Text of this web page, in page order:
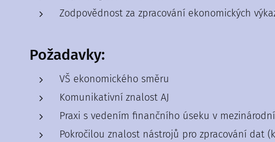
Zodpovědnost za zpracování ekonomických
Požadavky:
VŠ ekonomického směru
Komunikativní znalost AJ
Praxi s vedením finančního úseku v
Pokročilou znalost nástrojů pro zpracování dat